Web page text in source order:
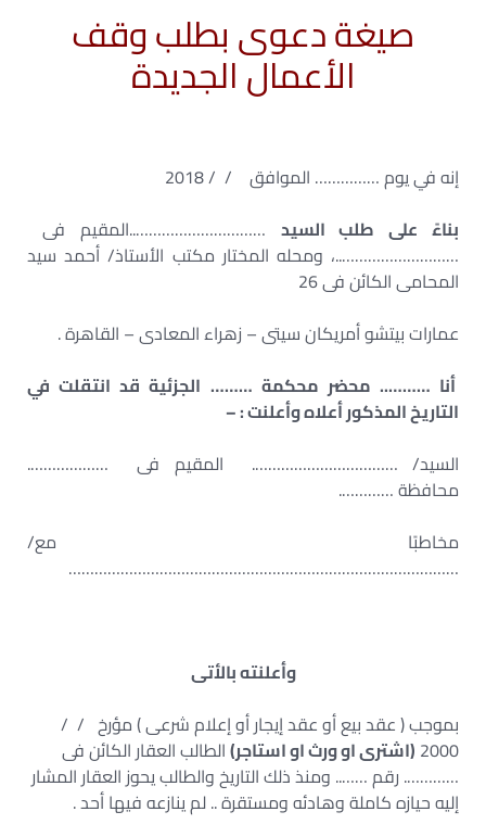
صيغة دعوى بطلب وقف
الأعمال الجديدة
إنه في يوم …………… الموافق / / 2018
بناءً على طلب السيد …………………………..المقيم فى
………………………..، ومحله المختار مكتب الأستاذ/ أحمد سيد
المحامى الكائن فى 26
عمارات بيتشو أمريكان سيتى – زهراء المعادى – القاهرة .
أنا ……….. محضر محكمة ……… الجزئية قد انتقلت في
التاريخ المذكور أعلاه وأعلنت : –
السيد/ ……………………………. المقيم فى ……………….
محافظة ………….
مخاطبًا مع/
………………………………………………………………………………
وأعلنته بالأتى
بموجب ( عقد بيع أو عقد إيجار أو إعلام شرعى ) مؤرخ / /
2000 (اشترى او ورث او استاجر)الطالب العقار الكائن فى
…………. رقم …….. ومنذ ذلك التاريخ والطالب يحوز العقار المشار
إليه حيازه كاملة وهادئه ومستقرة .. لم ينازعه فيها أحد .